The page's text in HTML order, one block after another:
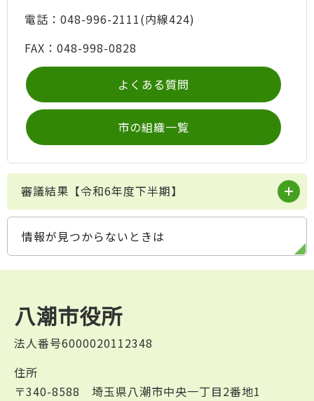
電話：048-996-2111(内線424)
FAX：048-998-0828
よくある質問
市の組織一覧
審議結果【令和6年度下半期】
情報が見つからないときは
八潮市役所
法人番号6000020112348
住所
〒340-8588 埼玉県八潮市中央一丁目2番地1